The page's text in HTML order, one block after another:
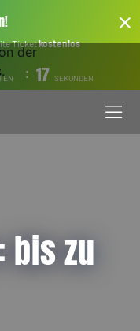
Ticketkostenlos
: 15 SEKUNDEN
bis zu